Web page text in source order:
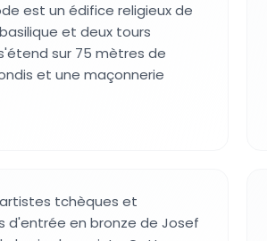
est un édifice religieux de
et deux tours
sur 75 mètres de
et une maçonnerie
tchèques et
d'entrée en bronze de Josef